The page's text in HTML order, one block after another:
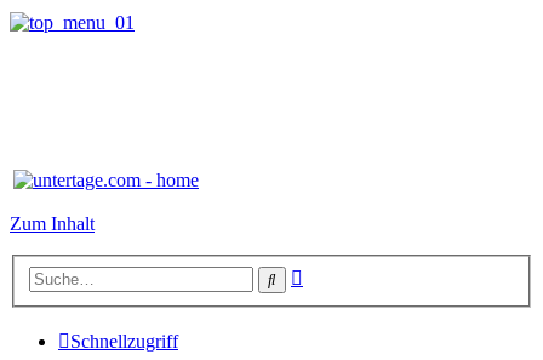
Zum Inhalt
Suche
Schnellzugriff